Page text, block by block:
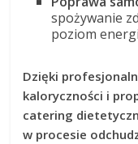
spożywanie
poziom
Dzięki
kaloryczności i
catering
w procesie